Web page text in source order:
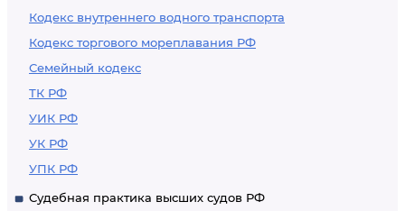
Кодекс внутреннего водного транспорта
Кодекс торгового мореплавания РФ
Семейный кодекс
ТК РФ
УИК РФ
УК РФ
УПК РФ
Судебная практика высших судов РФ